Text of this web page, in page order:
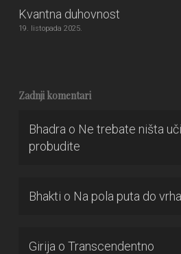
Kvantna duhovnost
19. listopada 2025.
Zadnji komentari
Bhadra o Ne trebate ništa
probudite
Bhakti o Na pola puta do vrha
Girija o Transcendentno